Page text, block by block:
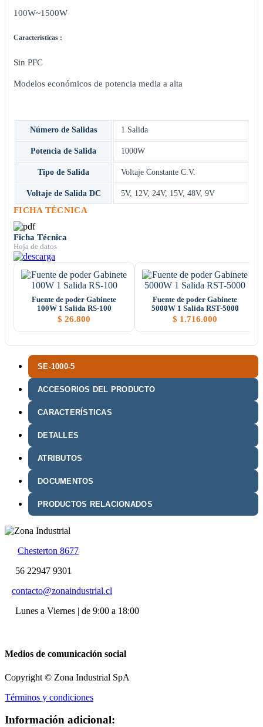
SE-1000-5
ACCESORIOS DEL PRODUCTO
CARACTERÍSTICAS
DETALLES
ATRIBUTOS
DOCUMENTOS
PRODUCTOS RELACIONADOS
100W~1500W
Características :
Sin PFC
Modelos económicos de potencia media a alta
Número de Salidas 1 Salida
Potencia de Salida 1000W
Tipo de Salida Voltaje Constante C.V.
Voltaje de Salida DC 5V, 12V, 24V, 15V, 48V, 9V
FICHA TÉCNICA
Ficha Técnica
Hoja de datos
Fuente de poder Gabinete
100W 1 Salida RS-100
$ 26.800
Fuente de poder Gabinete
5000W 1 Salida RST-5000
$ 1.716.000
Chesterton 8677
56 22947 9301
contacto@zonaindustrial.cl
Lunes a Viernes | de 9:00 a 18:00
Medios de comunicación social
Copyright © Zona Industrial SpA
Términos y condiciones
Información adicional: